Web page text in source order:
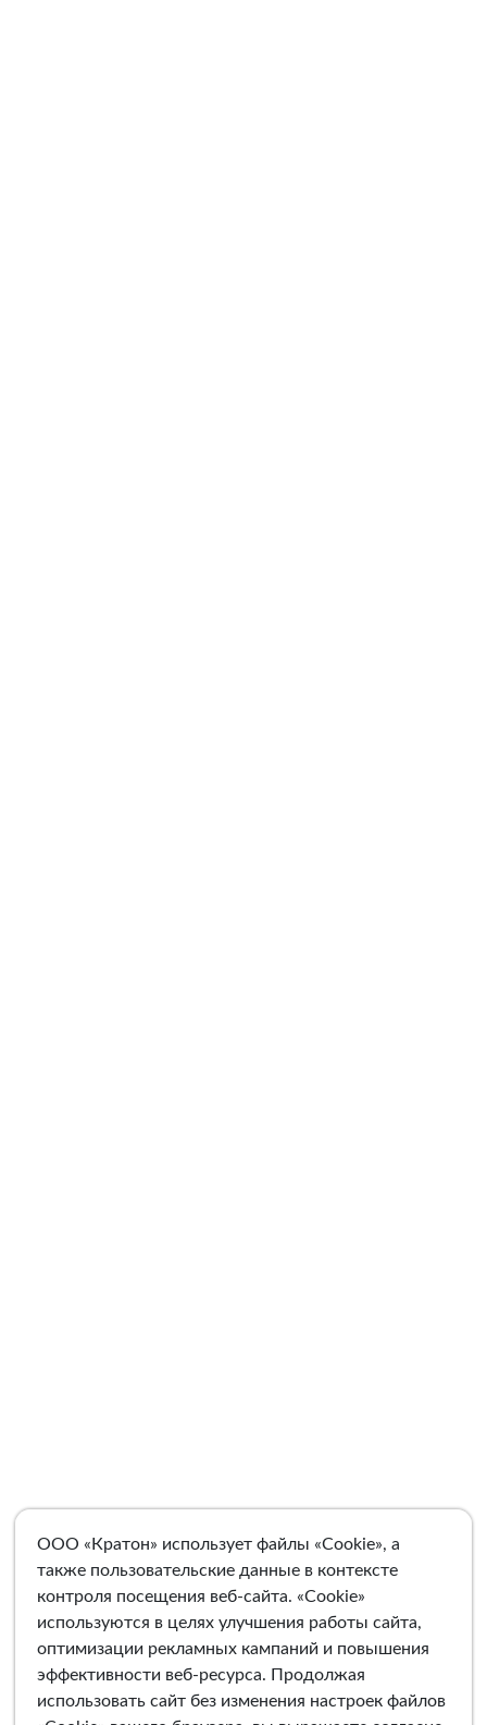
ООО «Кратон» использует файлы «Cookie», а
также пользовательские данные в контексте
контроля посещения веб-сайта. «Cookie»
используются в целях улучшения работы сайта,
оптимизации рекламных кампаний и повышения
эффективности веб-ресурса. Продолжая
использовать сайт без изменения настроек файлов